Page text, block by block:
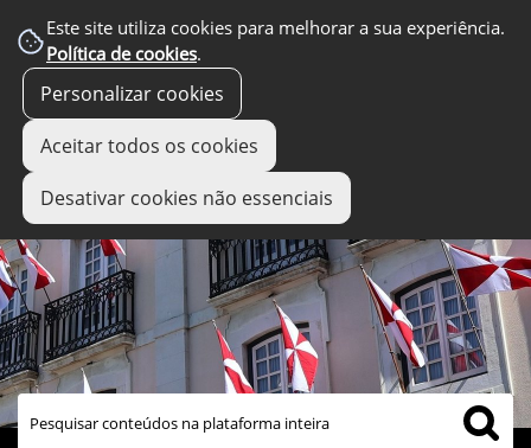
Este site utiliza cookies para melhorar a sua experiência.
Política de cookies.
Personalizar cookies
Aceitar todos os cookies
Desativar cookies não essenciais
links úteis